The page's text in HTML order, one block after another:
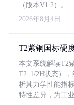
（版本V1.2）。
2026年8月4日
T2紫铜国标硬
本文系统解读T2
T2_1/2H状态）
析其力学性能指
特性差异，为工